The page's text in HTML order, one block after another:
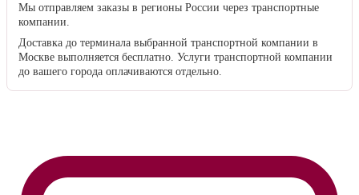
Мы отправляем заказы в регионы России через транспортные
компании.
Доставка до терминала выбранной транспортной компании в
Москве выполняется бесплатно. Услуги транспортной компании
до вашего города оплачиваются отдельно.